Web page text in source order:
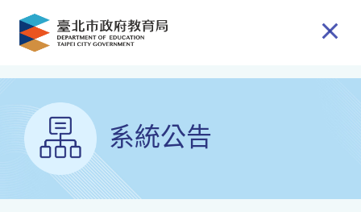
跳到主要內容
系統公告